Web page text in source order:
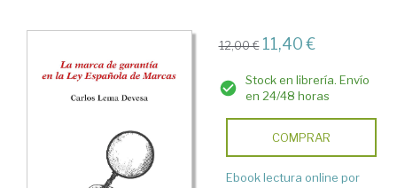
la
Ley.
12,00 € 11,40 €
Stock en librería. Envío
en 24/48 horas
COMPRAR
Ebook lectura online por